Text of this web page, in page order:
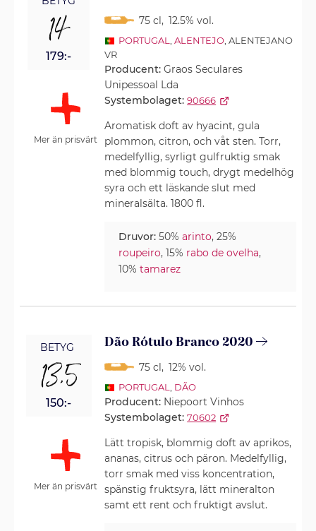
14
179:-
Mer än prisvärt
75 cl, 12.5% vol.
PORTUGAL ALENTEJO, ALENTEJANO
VR
Producent:Graos Seculares
Unipessoal Lda
Systembolaget: 90666
Aromatisk doft av hyacint, gula
plommon, citron, och våt sten. Torr,
medelfyllig, syrligt gulfruktig smak
med blommig touch, drygt medelhög
syra och ett läskande slut med
mineralsälta. 1800 fl.
Druvor: 50%arinto, 25%
roupeiro, 15% rabo de ovelha,
10%tamarez
BETYG
13,5
150:-
Mer än prisvärt
Dão Rótulo Branco 2020
75 cl, 12% vol.
PORTUGAL DÃO
Producent: Niepoort Vinhos
Systembolaget: 70602
Lätt tropisk, blommig doft av aprikos,
ananas, citrus och päron. Medelfyllig,
torr smak med viss koncentration,
spänstig fruktsyra, lätt mineralton
samt ett rent och fruktigt avslut.